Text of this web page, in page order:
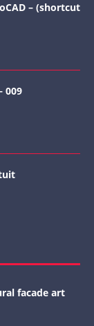
– (shortcut
009
facade art